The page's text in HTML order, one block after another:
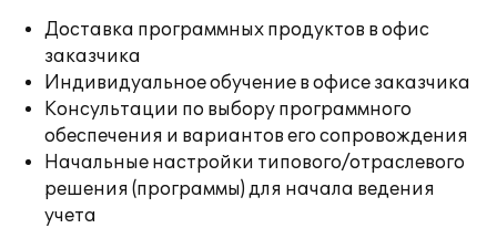
Доставка программных продуктов в офис
заказчика
Индивидуальное обучение в офисе заказчика
Консультации по выбору программного
обеспечения и вариантов его сопровождения
Начальные настройки типового/отраслевого
решения (программы) для начала ведения
учета